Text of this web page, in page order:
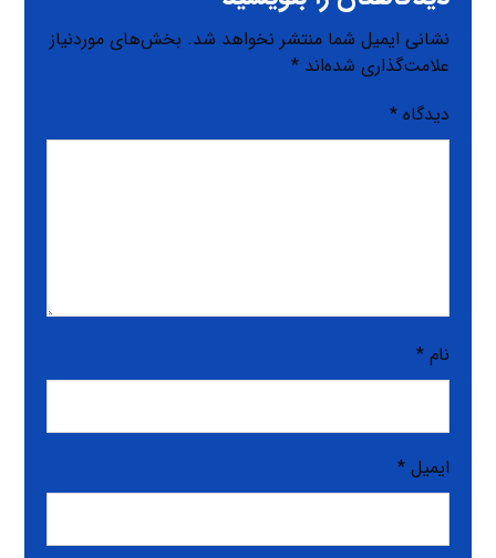
نشانی ایمیل شما منتشر نخواهد شد. بخش‌های موردنیاز
علامت‌گذاری شده‌اند*
دیدگاه*
نام*
ایمیل*